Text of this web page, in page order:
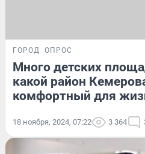
ГОРОД ОПРОС
Много детских
какой район
комфортный для
18 ноября, 2024, 07:22 3 364